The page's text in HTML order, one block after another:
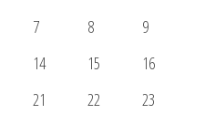
7 8
9
14 15
16
21 22
23